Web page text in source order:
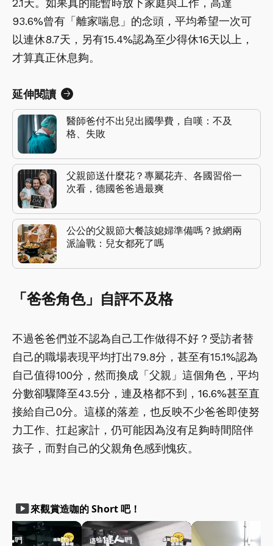
93.6%曾有「離家喘息」的念頭，平均希望一次可
以連休8.7天，另有15.4%認為至少得休16天以上，
才算真正休息夠。
延伸閱讀
醫師爸付不出兒出國學費，自嘆：不及
格、失敗
父親節送什麼花？專屬花卉、各國習俗一
次看，德國爸爸過最爽
公公的父親節大餐該媳婦準備嗎？掀網兩
派論戰：兒女都死了嗎
「爸爸角色」自評不及格
不過爸爸們並不認為自己工作做得不好？受訪者替
自己的職場表現平均打出79.8分，甚至有15.1%認為
自己值得100分，然而換成「父親」這個角色，平均
分數卻驟降至43.5分，連及格都不到，16.6%甚至直
接給自己0分。這樣的落差，也反映不少爸爸即使努
力工作、扛起家計，仍可能因為沒有足夠時間陪伴
孩子，而對自己的父親角色感到愧疚。
smart_display來觀賞造咖的 Short 吧！